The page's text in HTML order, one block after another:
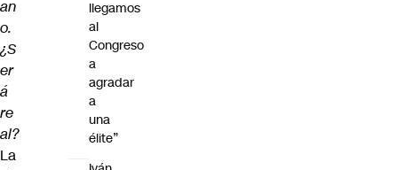
an
o.
¿S
er
á
re
al?
La
llegamos
al
Congreso
a
agradar
a
una
élite”